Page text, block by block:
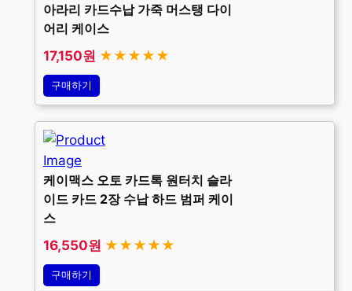
아라리 카드수납 가죽 머스탱 다이
어리 케이스
17,150원 ★★★★★
구매하기
케이맥스 오토 카드톡 원터치 슬라
이드 카드 2장 수납 하드 범퍼 케이
스
16,550원 ★★★★★
구매하기